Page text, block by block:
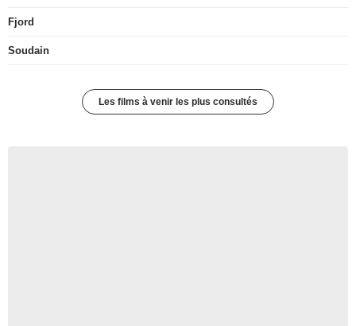
Fjord
Soudain
Les films à venir les plus consultés